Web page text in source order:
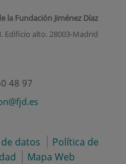
la Fundación Jiménez Díaz
Edificio alto. 28003-Madrid
48 97
datos
Política de
Mapa Web